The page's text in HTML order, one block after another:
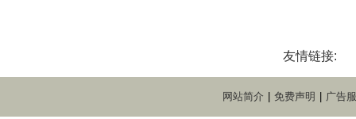
友情链接:
网站简介 免费声明 广告